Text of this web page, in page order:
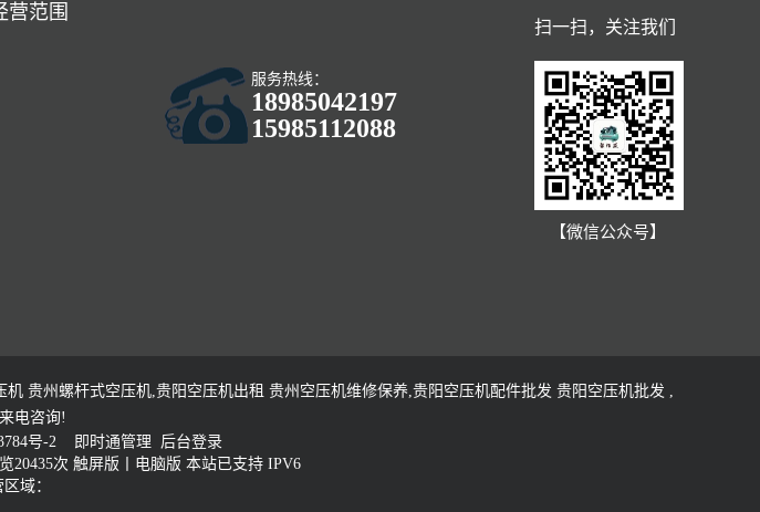
营范围
服务热线：
18985042197
15985112088
扫一扫，关注我们
【微信公众号】
贵州螺杆式空压机,贵阳空压机出租 贵州空压机维修保养,贵阳空压机配件批发 贵阳空压机批发 ,
电咨询!
号-2
即时通管理
后台登录
20435次 触屏版 电脑版 本站已支持 IPV6
区域：